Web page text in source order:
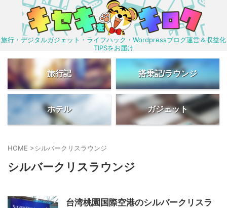
旅行・デジタルガジェット・ライフハック・Wordpressブログ運営＆収益化
TIPSをお届け
旅行記 搭乗記/ラウンジ
ホテル ガジェット
HOME >シルバークリスラウンジ
シルバークリスラウンジ
台湾桃園国際空港のシルバークリスラ